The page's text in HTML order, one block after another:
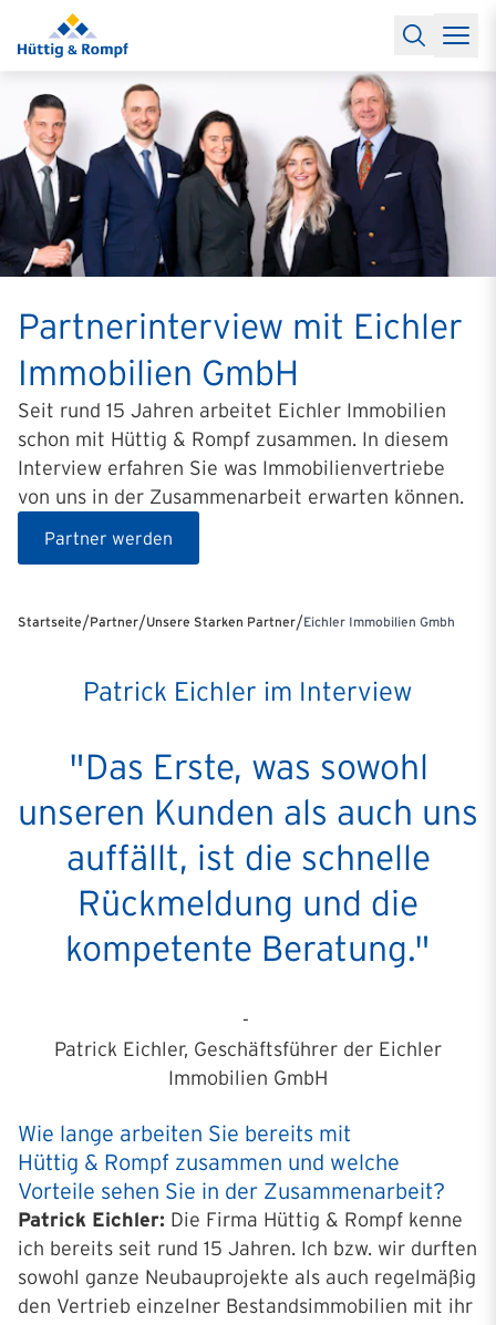
Baufinanzierung
RechnerBaufinanzierungsrechner
Anschlussfinanzierung
Partnerschaft
Partner werden
Erfolgreiche Partnerschaften
ReportsKäuferprofile 202610 Jahre Städtevergleich
Charts & RechnerAktuelle BauzinsenEinbindung
News & Events
Updates erhalten
Alle Termine
Über unsIhre Ansprechpartner
Partnerinterview mit Eichler
Immobilien GmbH
Seit rund 15 Jahren arbeitet Eichler Immobilien
schon mit Hüttig & Rompf zusammen. In diesem
Interview erfahren Sie was Immobilienvertriebe
von uns in der Zusammenarbeit erwarten können.
Partner werden
Startseite/Partner/Unsere Starken Partner/Eichler Immobilien Gmbh
Patrick Eichler im Interview
"Das Erste, was sowohl
unseren Kunden als auch uns
auffällt, ist die schnelle
Rückmeldung und die
kompetente Beratung."
-
Patrick Eichler, Geschäftsführer der Eichler
Immobilien GmbH
Wie lange arbeiten Sie bereits mit
Hüttig & Rompf zusammen und welche
Vorteile sehen Sie in der Zusammenarbeit?
Patrick Eichler: Die Firma Hüttig & Rompf kenne
ich bereits seit rund 15 Jahren. Ich bzw. wir durften
sowohl ganze Neubauprojekte als auch regelmäßig
den Vertrieb einzelner Bestandsimmobilien mit ihr